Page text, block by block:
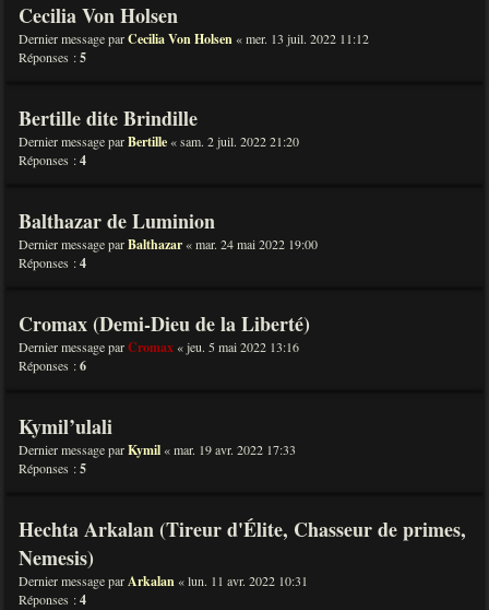
Cecilia Von Holsen
Dernier message parCecilia Von Holsen «mer. 13 juil. 2022 11:12
Réponses :5
Bertille dite Brindille
Dernier message parBertille «sam. 2 juil. 2022 21:20
Réponses :4
Balthazar de Luminion
Dernier message parBalthazar «mar. 24 mai 2022 19:00
Réponses :4
Cromax (Demi-Dieu de la Liberté)
Dernier message parCromax «jeu. 5 mai 2022 13:16
Réponses :6
Kymil’ulali
Dernier message parKymil «mar. 19 avr. 2022 17:33
Réponses :5
Hechta Arkalan (Tireur d'Élite, Chasseur de primes,
Nemesis)
Dernier message parArkalan «lun. 11 avr. 2022 10:31
Réponses :4